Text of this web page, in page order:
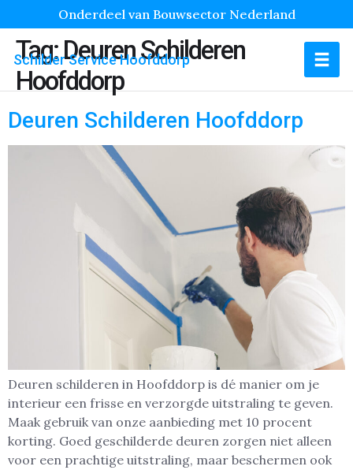
Onderdeel van Bouwsector Nederland
Schilder Service Hoofddorp
Tag:Deuren Schilderen
Hoofddorp
Deuren Schilderen Hoofddorp
Deuren schilderen in Hoofddorp is dé manier om je
interieur een frisse en verzorgde uitstraling te geven.
Maak gebruik van onze aanbieding met 10 procent
korting. Goed geschilderde deuren zorgen niet alleen
voor een prachtige uitstraling, maar beschermen ook